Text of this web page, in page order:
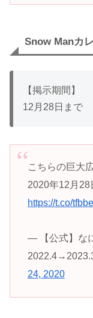
Snow Manカ
【掲示期間】
12月28日まで
こちらの巨大
2020年12月28
https://t.co/
— 【公式】な
24, 2020